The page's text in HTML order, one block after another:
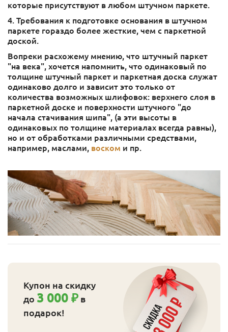
которые присутствуют в любом штучном паркете.
4. Требования к подготовке основания в штучном
паркете гораздо более жесткие, чем с паркетной
доской.
Вопреки расхожему мнению, что штучный паркет
"на века", хочется напомнить, что одинаковый по
толщине штучный паркет и паркетная доска служат
одинаково долго и зависит это только от
количества возможных шлифовок: верхнего слоя в
паркетной доске и поверхности штучного "до
начала стачивания шипа", (а эти высоты в
одинаковых по толщине материалах всегда равны),
но и от обработками различными средствами,
например, маслами, воском и пр.
Купон на скидку
до 3 000 ₽ в
подарок!